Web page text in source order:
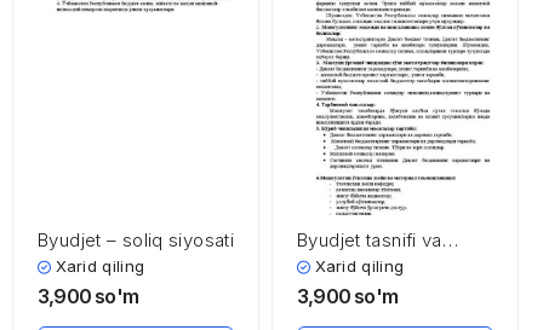
Byudjet – soliq siyosati
Xarid qiling
3,900 so'm
Byudjet tasnifi va
byudjet xarajatlari
Xarid qiling
3,900 so'm